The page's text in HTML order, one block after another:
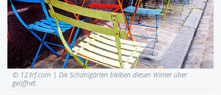
© 123rf.com | Die Schanigärten bleiben diesen Winter über
geöffnet.